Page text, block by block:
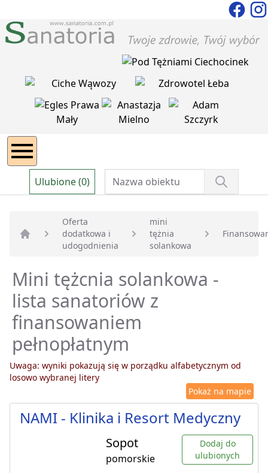
Ulubione (0)
Strona główna
Oferta
dodatkowa i
udogodnienia
mini
tężnia
solankowa
Mini tężcnia solankowa -
lista sanatoriów z
finansowaniem
pełnopłatnym
Uwaga: wyniki pokazują się w porządku alfabetycznym od
losowo wybranej litery
Pokaż na mapie
NAMI - Klinika i Resort Medyczny
Sopot
pomorskie
Dodaj do
ulubionych